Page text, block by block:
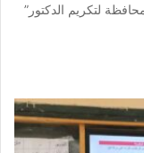
لتكريم الدكتور”